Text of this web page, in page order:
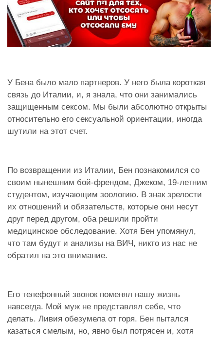
У Бена было мало партнеров. У него была короткая
связь до Италии, и, я знала, что они занимались
защищенным сексом. Мы были абсолютно открыты
относительно его сексуальной ориентации, иногда
шутили на этот счет.
По возвращении из Италии, Бен познакомился со
своим нынешним бой-френдом, Джеком, 19-летним
студентом, изучающим зоологию. В знак зрелости
их отношений и обязательств, которые они несут
друг перед другом, оба решили пройти
медицинское обследование. Хотя Бен упомянул,
что там будут и анализы на ВИЧ, никто из нас не
обратил на это внимание.
Его телефонный звонок поменял нашу жизнь
навсегда. Мой муж не представлял себе, что
делать. Ливия обезумела от горя. Бен пытался
казаться смелым, но, явно был потрясен и, хотя